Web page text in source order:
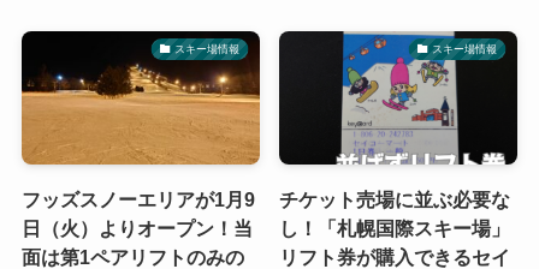
スキー場情報
フッズスノーエリアが1月9
日（火）よりオープン！当
面は第1ペアリフトのみの
スキー場情報
チケット売場に並ぶ必要な
し！「札幌国際スキー場」
リフト券が購入できるセイ